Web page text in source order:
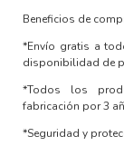
Beneficios de
*Envío gratis a
disponibilidad de
*Todos los
fabricación por 3
*Seguridad y